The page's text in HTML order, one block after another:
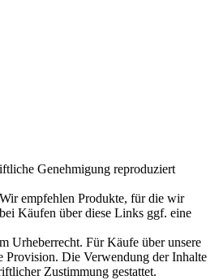
Genehmigung reproduziert
empfehlen Produkte, für die wir
Käufen über diese Links ggf. eine
Urheberrecht. Für Käufe über unsere
Provision. Die Verwendung der Inhalte
Zustimmung gestattet.